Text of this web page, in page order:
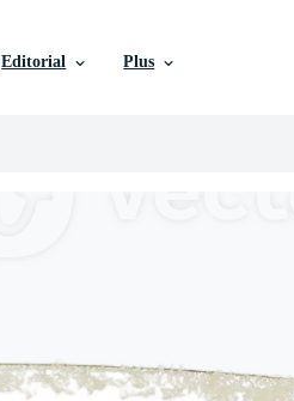
Editorial Plus